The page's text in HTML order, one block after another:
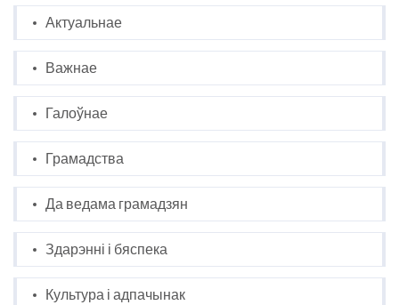
Актуальнае
Важнае
Галоўнае
Грамадства
Да ведама грамадзян
Здарэнні і бяспека
Культура і адпачынак